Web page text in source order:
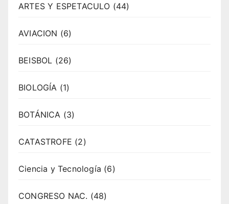
ARTES Y ESPETACULO (44)
AVIACION (6)
BEISBOL (26)
BIOLOGÍA (1)
BOTÁNICA (3)
CATASTROFE (2)
Ciencia y Tecnología (6)
CONGRESO NAC. (48)